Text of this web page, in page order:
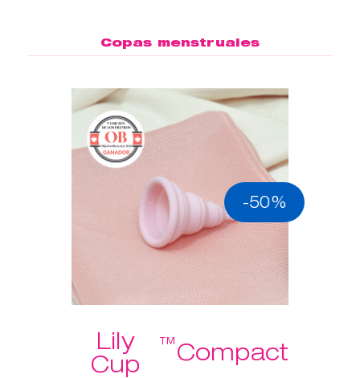
Copas menstruales
-50%
Lily
Cup
™Compact